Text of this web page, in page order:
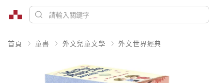
首頁 童書 外文兒童文學 外文世界經典